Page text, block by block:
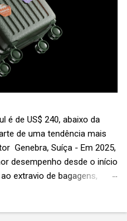
é de US$ 240, abaixo da
de uma tendência mais
Genebra, Suíça - Em 2025,
desempenho desde o início
extravio de bagagens,